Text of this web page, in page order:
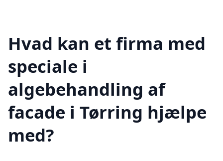
Hvad kan et firma med
speciale i
algebehandling af
facade i Tørring hjælpe
med?